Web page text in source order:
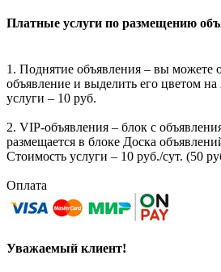
Платные услуги по размещению
1. Поднятие объявления – вы можете
объявление и выделить его цветом
услуги – 10 руб.
2. VIP-объявления – блок с
размещается в блоке Доска
Стоимость услуги – 10 руб./сут. (50
Оплата
Уважаемый клиент!